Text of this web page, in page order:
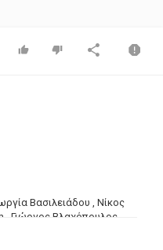
Βασιλειάδου , Νίκος
, Γιώργος Βλαχόπουλος ,
, Κώστας Νικολαϊδης ,